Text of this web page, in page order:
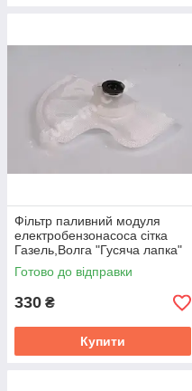
Фільтр паливний модуля
електробензонасоса сітка
Газель,Волга "Гусяча лапка"
OAR 504.1139100-10
Готово до відправки
330 ₴
Купити